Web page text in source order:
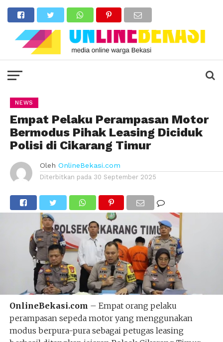
NEWS
Empat Pelaku Perampasan Motor
Bermodus Pihak Leasing Diciduk
Polisi di Cikarang Timur
Oleh OnlineBekasi.com
Diterbitkan pada 30 September 2025
OnlineBekasi.com – Empat orang pelaku
perampasan sepeda motor yang menggunakan
modus berpura-pura sebagai petugas leasing